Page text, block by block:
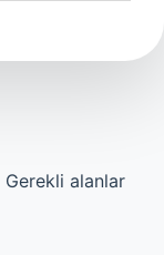
Gerekli alanlar